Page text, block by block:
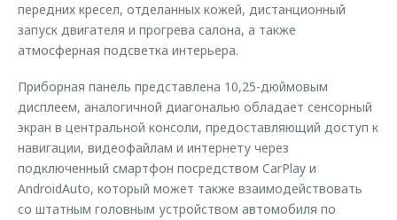
передних кресел, отделанных кожей, дистанционный
запуск двигателя и прогрева салона, а также
атмосферная подсветка интерьера.
Приборная панель представлена 10,25-дюймовым
дисплеем, аналогичной диагональю обладает сенсорный
экран в центральной консоли, предоставляющий доступ к
навигации, видеофайлам и интернету через
подключенный смартфон посредством CarPlay и
AndroidAuto, который может также взаимодействовать
со штатным головным устройством автомобиля по